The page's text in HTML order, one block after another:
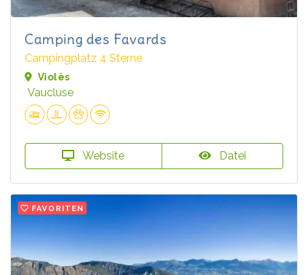
Camping des Favards
Campingplatz 4 Sterne
Violès
Vaucluse
Website Datei
FAVORITEN